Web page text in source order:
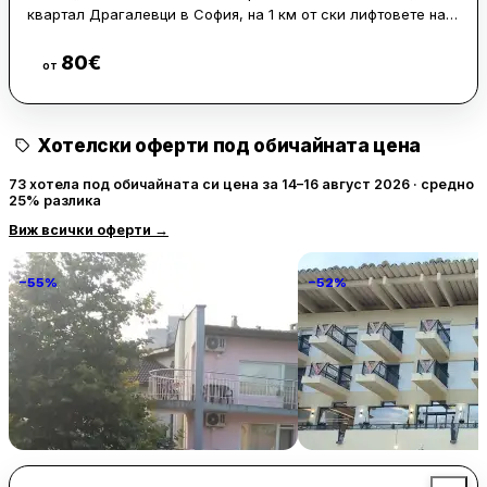
квартал Драгалевци в София, на 1 км от ски лифтовете на
безплатен паркинг.
Стаите разполагат с балкон с гледка към града и
сателитна телевизия.
На място има традиционен ресторант, кафене и бар с
панорамна гледка. В хотела се сервира закуска всяка
сутрин, а центърът на София е на 8 км.
от 80€
Хотелски оферти под обичайната цена
73 хотела под обичайната си цена за 14–16 август 2026 · средно
25% разлика
Виж всички оферти →
−55%
Familia Fantastiko
Китен 68 € / нощувка
−52%
Grand Hotel & Therme
Tarnovo
Велико Търново 106